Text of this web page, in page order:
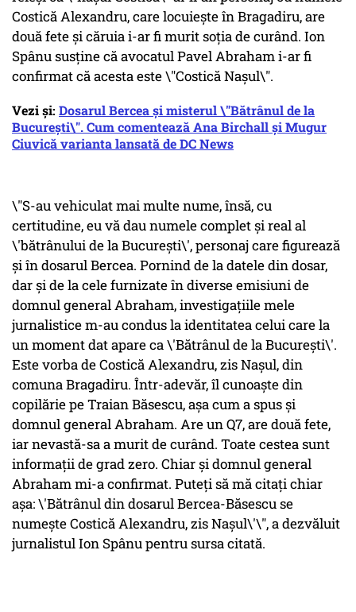
Costică Alexandru, care locuieşte în Bragadiru, are
două fete şi căruia i-ar fi murit soţia de curând. Ion
Spânu susţine că avocatul Pavel Abraham i-ar fi
confirmat că acesta este \"Costică Naşul\".
Vezi și: Dosarul Bercea și misterul \"Bătrânul de la
București\". Cum comentează Ana Birchall și Mugur
Ciuvică varianta lansată de DC News
\"S-au vehiculat mai multe nume, însă, cu
certitudine, eu vă dau numele complet şi real al
\'bătrânului de la Bucureşti\', personaj care figurează
şi în dosarul Bercea. Pornind de la datele din dosar,
dar şi de la cele furnizate în diverse emisiuni de
domnul general Abraham, investigaţiile mele
jurnalistice m-au condus la identitatea celui care la
un moment dat apare ca \'Bătrânul de la Bucureşti\'.
Este vorba de Costică Alexandru, zis Naşul, din
comuna Bragadiru. Într-adevăr, îl cunoaşte din
copilărie pe Traian Băsescu, aşa cum a spus şi
domnul general Abraham. Are un Q7, are două fete,
iar nevastă-sa a murit de curând. Toate cestea sunt
informaţii de grad zero. Chiar şi domnul general
Abraham mi-a confirmat. Puteţi să mă citaţi chiar
aşa: \'Bătrânul din dosarul Bercea-Băsescu se
numeşte Costică Alexandru, zis Naşul\'\", a dezvăluit
jurnalistul Ion Spânu pentru sursa citată.